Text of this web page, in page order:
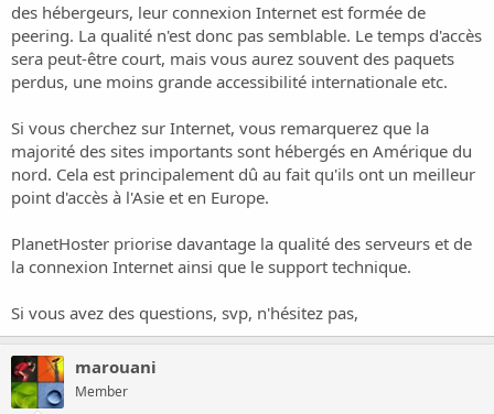
des hébergeurs, leur connexion Internet est formée de
peering. La qualité n'est donc pas semblable. Le temps d'accès
sera peut-être court, mais vous aurez souvent des paquets
perdus, une moins grande accessibilité internationale etc.
Si vous cherchez sur Internet, vous remarquerez que la
majorité des sites importants sont hébergés en Amérique du
nord. Cela est principalement dû au fait qu'ils ont un meilleur
point d'accès à l'Asie et en Europe.
PlanetHoster priorise davantage la qualité des serveurs et de
la connexion Internet ainsi que le support technique.
Si vous avez des questions, svp, n'hésitez pas,
marouani
Member